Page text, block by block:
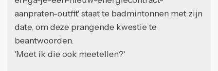
aanpraten-outfit' staat te badmintonnen met zijn
date, om deze prangende kwestie te
beantwoorden.
'Moet ik die ook meetellen?'